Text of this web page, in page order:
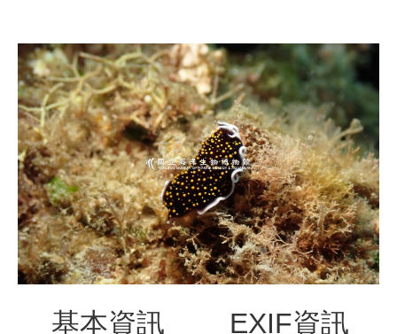
像
影
音
音
源
訊
息
發
布
諮
詢
基本資訊 EXIF資訊